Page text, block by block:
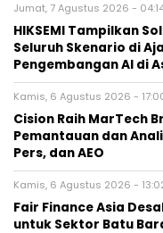
Jumat, 7 Agustus 2026 -
HIKSEMI Tampilkan
Seluruh Skenario di
Pengembangan AI di
Kamis, 6 Agustus 2026 -
Cision Raih MarTech
Pemantauan dan
Pers, dan AEO
Kamis, 6 Agustus 2026 -
Fair Finance Asia
untuk Sektor Batu